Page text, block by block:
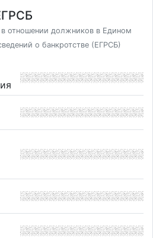
отношении должников в Едином
о банкротстве (ЕГРСБ)